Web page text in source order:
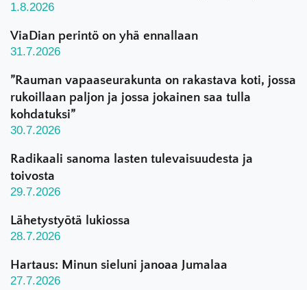
1.8.2026
ViaDian perintö on yhä ennallaan
31.7.2026
”Rauman vapaaseurakunta on rakastava koti, jossa
rukoillaan paljon ja jossa jokainen saa tulla
kohdatuksi”
30.7.2026
Radikaali sanoma lasten tulevaisuudesta ja
toivosta
29.7.2026
Lähetystyötä lukiossa
28.7.2026
Hartaus: Minun sieluni janoaa Jumalaa
27.7.2026